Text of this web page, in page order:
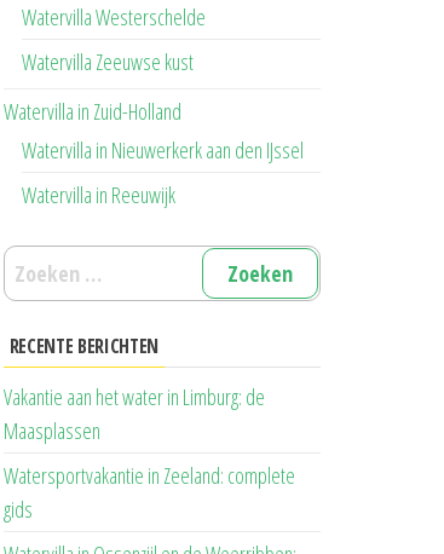
Watervilla Westerschelde
Watervilla Zeeuwse kust
Watervilla in Zuid-Holland
Watervilla in Nieuwerkerk aan den IJssel
Watervilla in Reeuwijk
Zoeken
naar:
RECENTE BERICHTEN
Vakantie aan het water in Limburg: de
Maasplassen
Watersportvakantie in Zeeland: complete
gids